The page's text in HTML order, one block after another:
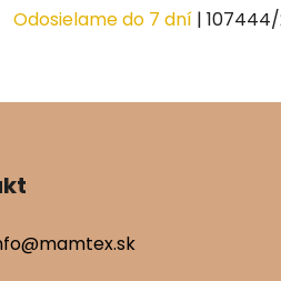
Odosielame do 7 dní |
@mamtex.sk